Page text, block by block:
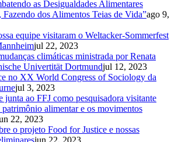
as Desigualdades Alimentares
Fazendo dos Alimentos Teias de Vida”ago 9,
equipe visitaram o Weltacker-Sommerfest
jul 22, 2023
climáticas ministrada por Renata
Univertität Dortmundjul 12, 2023
no XX World Congress of Sociology da
jul 3, 2023
junta ao FFJ como pesquisadora visitante
alimentar e os movimentos
22, 2023
o projeto Food for Justice e nossas
jun 22, 2023